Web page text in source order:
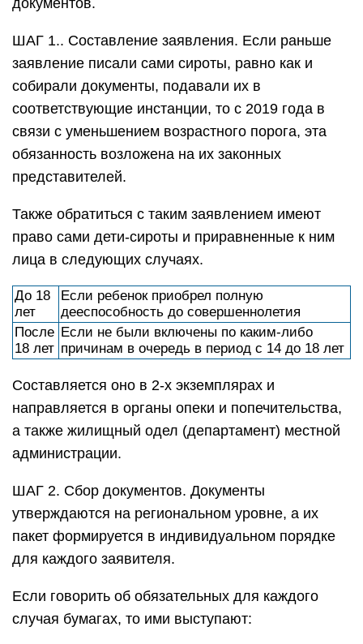
документов.
ШАГ 1.. Составление заявления. Если раньше
заявление писали сами сироты, равно как и
собирали документы, подавали их в
соответствующие инстанции, то с 2019 года в
связи с уменьшением возрастного порога, эта
обязанность возложена на их законных
представителей.
Также обратиться с таким заявлением имеют
право сами дети-сироты и приравненные к ним
лица в следующих случаях.
До 18
лет
Если ребенок приобрел полную
дееспособность до совершеннолетия
После
18 лет
Если не были включены по каким-либо
причинам в очередь в период с 14 до 18 лет
Составляется оно в 2-х экземплярах и
направляется в органы опеки и попечительства,
а также жилищный одел (департамент) местной
администрации.
ШАГ 2. Сбор документов. Документы
утверждаются на региональном уровне, а их
пакет формируется в индивидуальном порядке
для каждого заявителя.
Если говорить об обязательных для каждого
случая бумагах, то ими выступают: